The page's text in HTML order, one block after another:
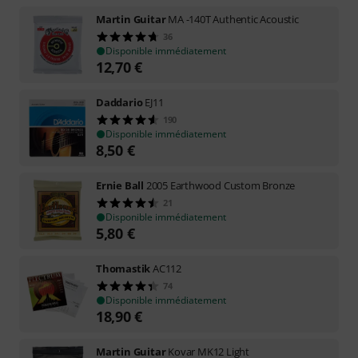
Martin GuitarMA -140T Authentic Acoustic
36
Disponible immédiatement
12,70€
DaddarioEJ11
190
Disponible immédiatement
8,50 €
Ernie Ball 2005 Earthwood Custom Bronze
21
Disponible immédiatement
5,80 €
ThomastikAC112
74
Disponible immédiatement
18,90€
Martin GuitarKovar MK12 Light